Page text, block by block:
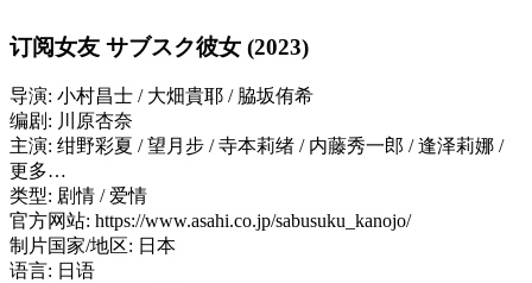
订阅女友 サブスク彼女 (2023)
导演: 小村昌士 / 大畑貴耶 / 脇坂侑希
编剧: 川原杏奈
主演: 绀野彩夏 / 望月步 / 寺本莉绪 / 内藤秀一郎 / 逢泽莉娜 /
更多…
类型: 剧情 / 爱情
官方网站: https://www.asahi.co.jp/sabusuku_kanojo/
制片国家/地区: 日本
语言: 日语